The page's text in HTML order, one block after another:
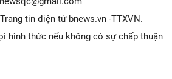
tin điện tử bnews.vn -TTXVN.
hình thức nếu không có sự chấp thuận